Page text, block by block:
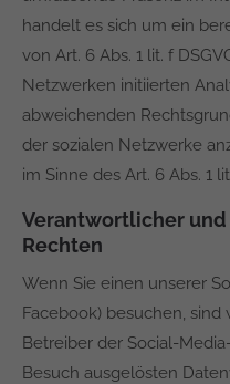
handelt es sich um ein
von Art. 6 Abs. 1 lit. f
Netzwerken initiierten
abweichenden
der sozialen Netzwerke
im Sinne des Art. 6 Abs. 1
Verantwortlicher
Rechten
Wenn Sie einen unserer
Facebook) besuchen,
Betreiber der Social-
Besuch ausgelösten